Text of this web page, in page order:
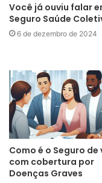
Você já ouviu falar
Seguro Saúde
6 de dezembro de 2024
Como é o Seguro de
com cobertura por
Doenças Graves